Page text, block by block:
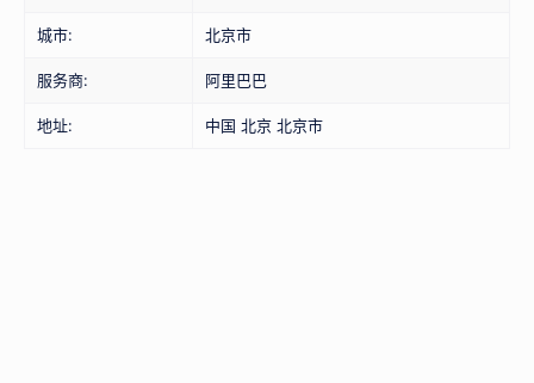
城市: 北京市
服务商: 阿里巴巴
地址: 中国 北京 北京市